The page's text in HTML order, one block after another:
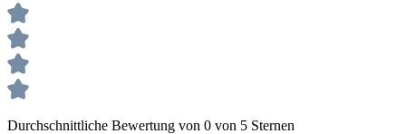
Durchschnittliche Bewertung von 0 von 5 Sternen